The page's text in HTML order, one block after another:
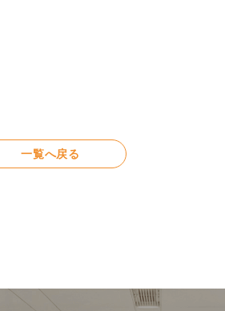
一覧へ戻る